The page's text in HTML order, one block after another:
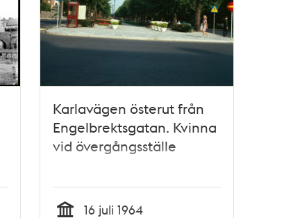
Karlavägen österut från
Engelbrektsgatan. Kvinna
vid övergångsställe
16 juli 1964